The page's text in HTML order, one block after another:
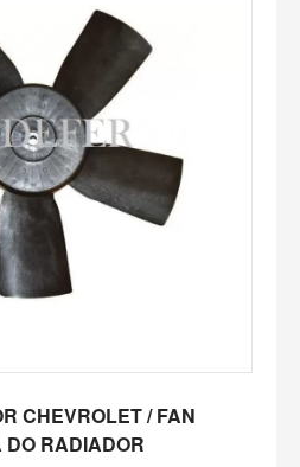
CHEVROLET / FAN
RADIADOR